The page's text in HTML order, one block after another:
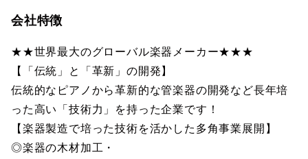
会社特徴
★★世界最大のグローバル楽器メーカー★★★
【「伝統」と「革新」の開発】
伝統的なピアノから革新的な管楽器の開発など長年培
った高い「技術力」を持った企業です！
【楽器製造で培った技術を活かした多角事業展開】
◎楽器の木材加工・